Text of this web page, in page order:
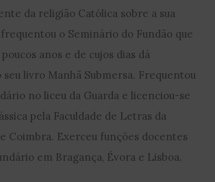
da religião Católica sobre a sua
o Seminário do Fundão que
anos e de cujos dias dá
livro Manhã Submersa. Frequentou
no liceu da Guarda e licenciou-se
pela Faculdade de Letras da
Coimbra. Exerceu funções docentes
em Bragança, Évora e Lisboa.